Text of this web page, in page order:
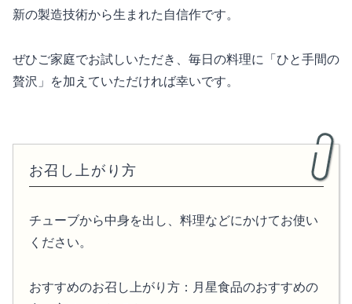
新の製造技術から生まれた自信作です。
ぜひご家庭でお試しいただき、毎日の料理に「ひと手間の
贅沢」を加えていただければ幸いです。
お召し上がり方
チューブから中身を出し、料理などにかけてお使い
ください。
おすすめのお召し上がり方：月星食品のおすすめの